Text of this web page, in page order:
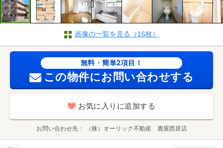
画像の一覧を見る（16枚）
無料・簡単2項目！
この物件にお問い合わせする
お気に入りに追加する
お問い合わせ先 （株）オーリック不動産 鹿屋西原店